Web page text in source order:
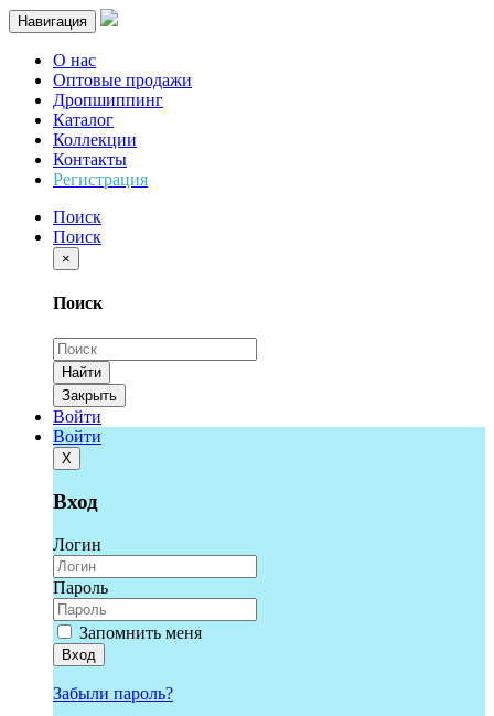
Навигация
О нас
Оптовые продажи
Дропшиппинг
Каталог
Коллекции
Контакты
Регистрация
Поиск
Поиск
×
Поиск
Найти
Закрыть
Войти
Войти
Х
Вход
Логин
Пароль
Запомнить меня
Вход
Забыли пароль?